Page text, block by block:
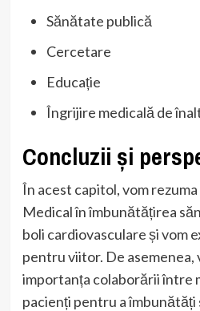
Sănătate publică
Cercetare
Educație
Îngrijire medicală de
Concluzii și
În acest capitol, vom
Medical în îmbunătățirea
boli cardiovasculare și vom
pentru viitor. De asemenea,
importanța colaborării între
pacienți pentru a